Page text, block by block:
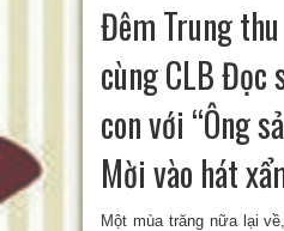
Trại Hè Thanh Thiếu
Đêm Trung
cùng CLB Đọc
con với “Ông
Mời vào hát
Một mùa trăng nữa lại